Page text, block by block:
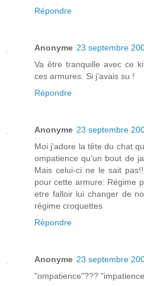
Répondre
Anonyme 23 septembre
Va être tranquille avec ce
ces armures. Si j'avais su !
Répondre
Anonyme 23 septembre
Moi j'adore la tête du chat
ompatience qu'un bout de
Mais celui-ci ne le sait
pour cette armure: Régime
etre falloir lui changer de
régime croquettes
Répondre
Anonyme 23 septembre
"ompatience"???